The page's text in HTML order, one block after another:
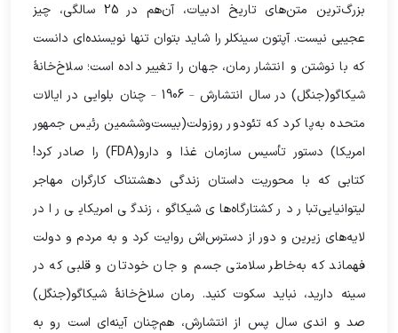
بزرگ‌ترین متن‌های تاریخ ادبیات، آن‌هم در 25 سالگی، چیز
عجیبی نیست. آپتون سینکلر را شاید بتوان تنها نویسنده‌ای دانست
که با نوشتن و انتشار رمان، جهان را تغییر داده است؛ سلاخ‌خانۀ
شیکاگو(جنگل) در سال انتشارش – 1906 – چنان بلوایی در ایالات
متحده به‌پا کرد که تئودور روزولت(بیست‌وششمین رئیس جمهور
امریکا) دستور تأسیس سازمان غذا و دارو(FDA) را صادر کرد!
کتابی که با محوریت داستان زندگی دهشتناک کارگران مهاجر
لیتوانیایی‌تبار در کشتارگاه‌های شیکاگو، زندگی امریکایی را در
لایه‌های زیرین و دور از دسترس‌اش روایت کرد و به مردم و دولت
فهماند که به‌خاطر سلامتی جسم و جان خودتان و قلبی که در
سینه دارید، نباید سکوت کنید. رمان سلاخ‌خانۀ شیکاگو(جنگل)
صد و اندی سال پس از انتشارش، هم‌چنان آینه‌ای‌ است رو به